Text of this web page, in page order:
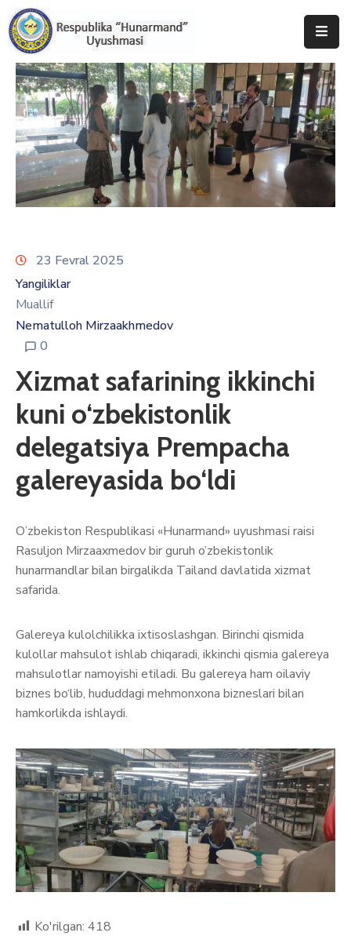
Bosh
Sahifa
Uyushma
Haqida
Tadbirlar
Matbuot
Xizmati
23 Fevral 2025
Yangiliklar
Muallif
Nematulloh Mirzaakhmedov
0
Xizmat safarining ikkinchi
kuni o‘zbekistonlik
delegatsiya Prempacha
galereyasida bo‘ldi
O’zbekiston Respublikasi «Hunarmand» uyushmasi raisi
Rasuljon Mirzaaxmedov bir guruh o’zbekistonlik
hunarmandlar bilan birgalikda Tailand davlatida xizmat
safarida.
Galereya kulolchilikka ixtisoslashgan. Birinchi qismida
kulollar mahsulot ishlab chiqaradi, ikkinchi qismia galereya
mahsulotlar namoyishi etiladi. Bu galereya ham oilaviy
biznes bo‘lib, hududdagi mehmonxona bizneslari bilan
hamkorlikda ishlaydi.
Ko'rilgan: 418